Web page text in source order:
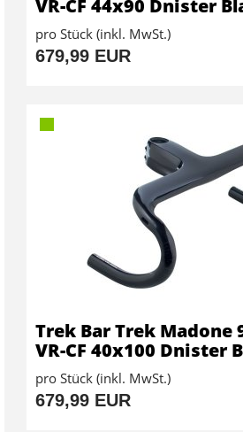
VR-CF 44x90 Dnister
pro Stück (inkl. MwSt.)
679,99 EUR
Trek Bar Trek Madone
VR-CF 40x100 Dnister
pro Stück (inkl. MwSt.)
679,99 EUR